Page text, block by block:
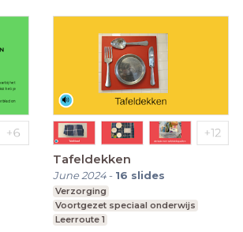
Tafeldekken
June 2024- 16 slides
Verzorging
Voortgezet speciaal onderwijs
Leerroute 1